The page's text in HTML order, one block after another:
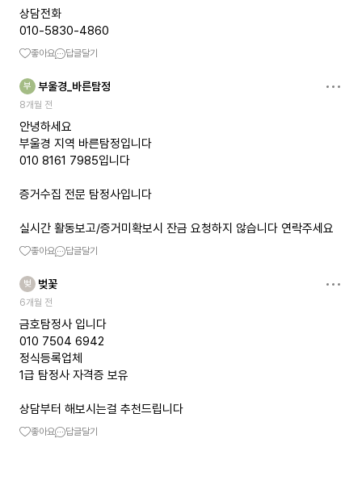
상담전화
010-5830-4860
좋아요 답글달기
부 부울경_바른탐정
8개월 전
안녕하세요
부울경 지역 바른탐정입니다
010 8161 7985입니다
증거수집 전문 탐정사입니다
실시간 활동보고/증거미확보시 잔금 요청하지 않습니다 연락주세요
좋아요 답글달기
벚 벚꽃
6개월 전
금호탐정사 입니다
010 7504 6942
정식등록업체
1급 탐정사 자격증 보유
상담부터 해보시는걸 추천드립니다
좋아요 답글달기